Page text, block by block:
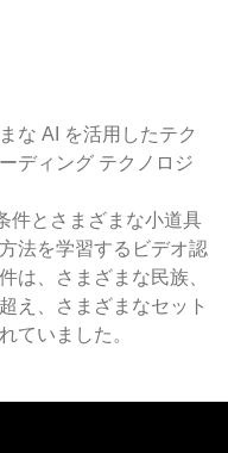
な AI を活用したテク
ディング テクノロジ
件とさまざまな小道具
法を学習するビデオ認
は、さまざまな民族、
え、さまざまなセット
ていました。